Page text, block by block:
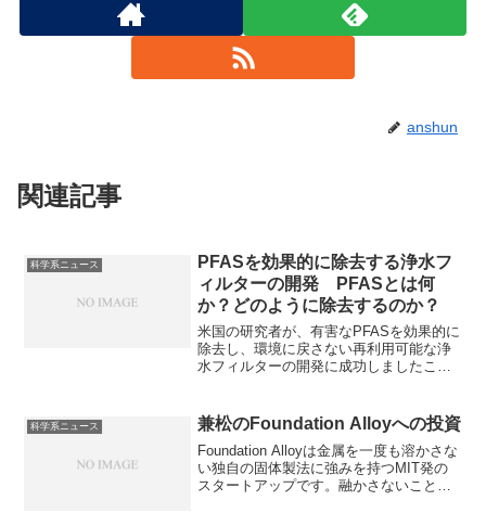
anshun
関連記事
科学系ニュース
PFASを効果的に除去する浄水フ
ィルターの開発 PFASとは何
か？どのように除去するのか？
米国の研究者が、有害なPFASを効果的に
除去し、環境に戻さない再利用可能な浄
水フィルターの開発に成功しましたこと
必要があるのか、どのように除去されて
いるのかを知ることができる記事になっ
ています。
科学系ニュース 兼松のFoundation Alloyへの投資
Foundation Alloyは金属を一度も溶かさな
い独自の固体製法に強みを持つMIT発の
スタートアップです。融かさないことの